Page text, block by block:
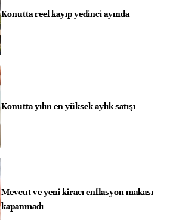
Konutta reel kayıp yedinci ayında
Konutta yılın en yüksek aylık satışı
Mevcut ve yeni kiracı enflasyon makası
kapanmadı